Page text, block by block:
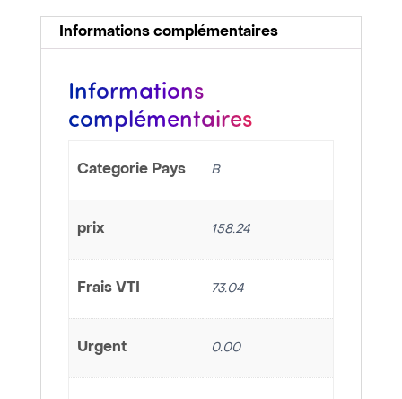
Informations complémentaires
Informations
complémentaires
Categorie Pays B
prix 158.24
Frais VTI 73.04
Urgent 0.00